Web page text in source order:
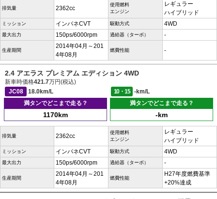
排気量 2362cc
使用燃料
エンジン
レギュラー
ハイブリッド
ミッション インパネCVT 駆動方式 4WD
最大出力 150ps/6000rpm 過給器（ターボ） -
生産期間
2014年04月～201
4年08月
燃費性能 -
2.4 アエラス プレミアム エディション 4WD
新車時価格421.7万円(税込)
JC08
18.0km/L 10・15
-km/L
満タンでどこまで走る？
1170km
満タンでどこまで走る？
-km
排気量 2362cc
使用燃料
エンジン
レギュラー
ハイブリッド
ミッション インパネCVT 駆動方式 4WD
最大出力 150ps/6000rpm 過給器（ターボ） -
生産期間
2014年04月～201
4年08月
燃費性能
H27年度燃費基準
+20%達成